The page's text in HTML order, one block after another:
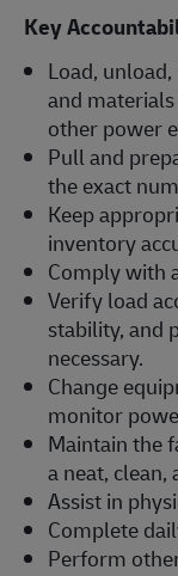
Key
Load,
and
other power
Pull and
the exact
Keep
inventory
Comply with
Verify load
stability, and
necessary.
Change
monitor
Maintain the
a neat,
Assist in
Complete
Perform